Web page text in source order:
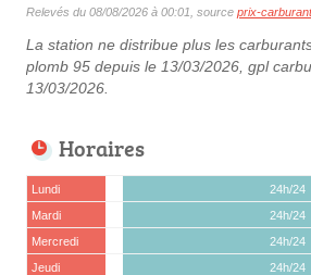
Relevés du 08/08/2026 à 00:01, source prix-
La station ne distribue plus les
plomb 95 depuis le 13/03/2026, gpl
13/03/2026.
Horaires
Lundi
24h/24
Mardi
24h/24
Mercredi
24h/24
Jeudi
24h/24